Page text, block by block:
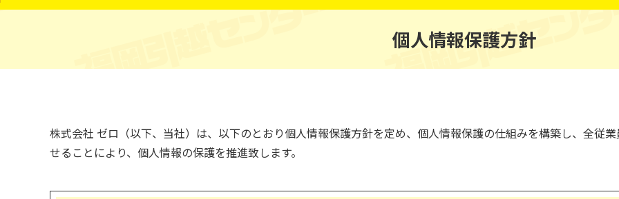
個人情報保護方針
株式会社 ゼロ（以下、当社）は、以下のとおり個人情報保護方針を定め、個人情報保護の仕組みを構築し、全従
せることにより、個人情報の保護を推進致します。